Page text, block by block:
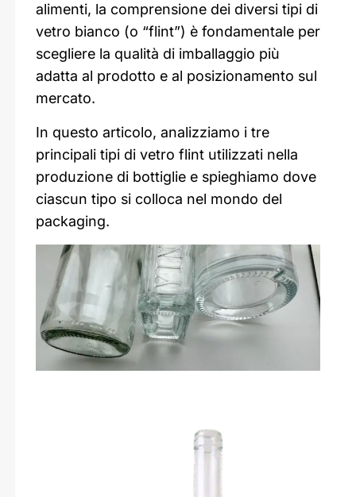
alimenti, la comprensione dei diversi tipi di
vetro bianco (o “flint”) è fondamentale per
scegliere la qualità di imballaggio più
adatta al prodotto e al posizionamento sul
mercato.
In questo articolo, analizziamo i tre
principali tipi di vetro flint utilizzati nella
produzione di bottiglie e spieghiamo dove
ciascun tipo si colloca nel mondo del
packaging.